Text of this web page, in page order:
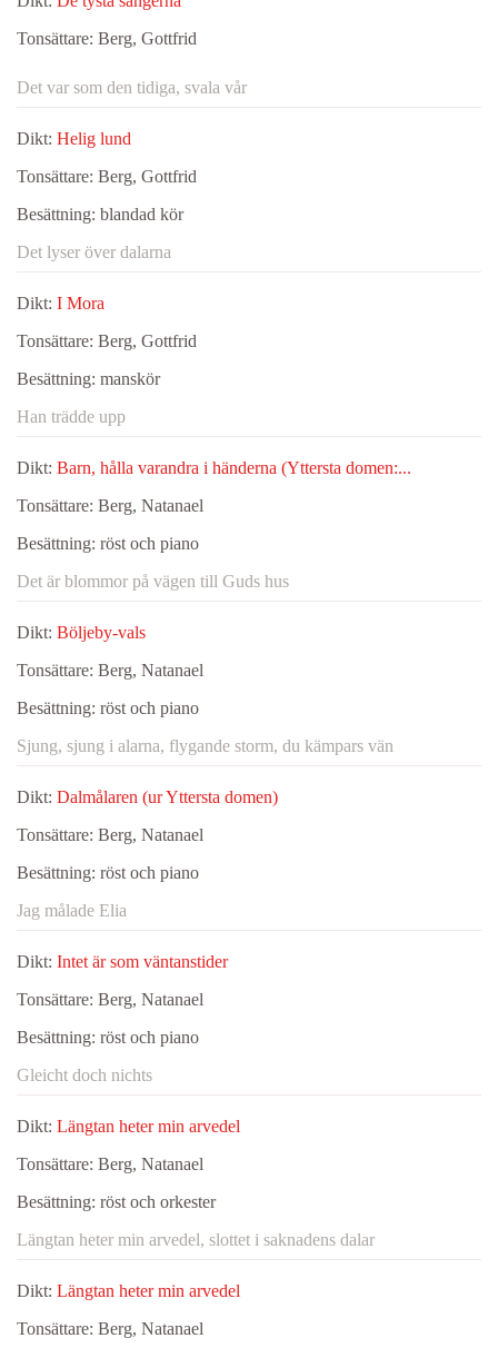
Tonsättare: Berg, Gottfrid
Det var som den tidiga, svala vår
Dikt: Helig lund
Tonsättare: Berg, Gottfrid
Besättning: blandad kör
Det lyser över dalarna
Dikt: I Mora
Tonsättare: Berg, Gottfrid
Besättning: manskör
Han trädde upp
Dikt: Barn, hålla varandra i händerna (Yttersta domen:...
Tonsättare: Berg, Natanael
Besättning: röst och piano
Det är blommor på vägen till Guds hus
Dikt: Böljeby-vals
Tonsättare: Berg, Natanael
Besättning: röst och piano
Sjung, sjung i alarna, flygande storm, du kämpars vän
Dikt: Dalmålaren (ur Yttersta domen)
Tonsättare: Berg, Natanael
Besättning: röst och piano
Jag målade Elia
Dikt: Intet är som väntanstider
Tonsättare: Berg, Natanael
Besättning: röst och piano
Gleicht doch nichts
Dikt: Längtan heter min arvedel
Tonsättare: Berg, Natanael
Besättning: röst och orkester
Längtan heter min arvedel, slottet i saknadens dalar
Dikt: Längtan heter min arvedel
Tonsättare: Berg, Natanael